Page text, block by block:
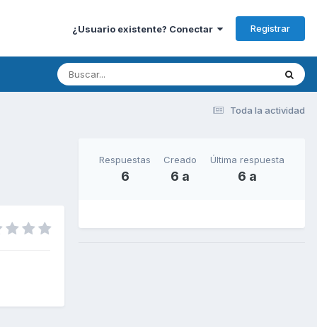
¿Usuario existente? Conectar Registrar
Toda la actividad
Respuestas
6
Creado
6 a
Última respuesta
6 a